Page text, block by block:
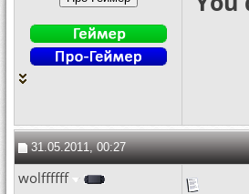
31.05.2011, 00:27
wolffffff